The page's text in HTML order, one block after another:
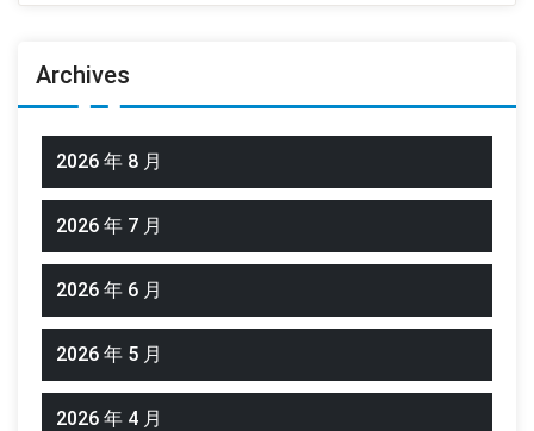
Archives
2026 年 8 月
2026 年 7 月
2026 年 6 月
2026 年 5 月
2026 年 4 月